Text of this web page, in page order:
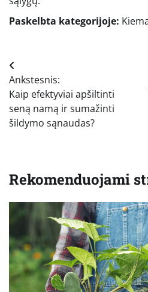
Paskelbta kategorijoje:
Navigacija
tarp
įrašų
Ankstesnis:
Kaip efektyviai apšiltinti
seną namą ir sumažinti
šildymo sąnaudas?
Rekomenduojami